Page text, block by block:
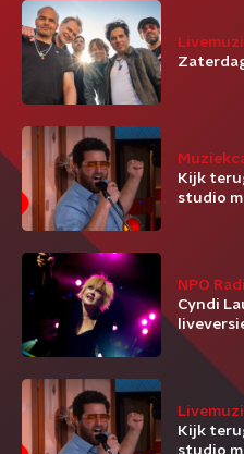
Kijk
studio
NPO
Cyndi
Kijk
studio